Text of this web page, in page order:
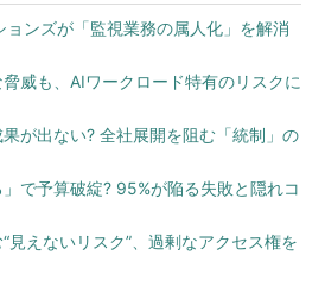
ンズが「監視業務の属人化」を解消
威も、AIワークロード特有のリスクに
が出ない? 全社展開を阻む「統制」の
で予算破綻? 95%が陥る失敗と隠れコ
見えないリスク”、過剰なアクセス権を